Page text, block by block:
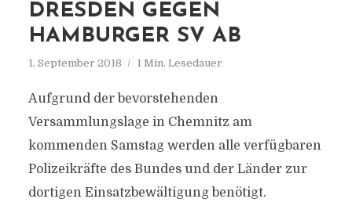
DRESDEN GEGEN
HAMBURGER SV AB
1. September 2018 1 Min. Lesedauer
Aufgrund der bevorstehenden
Versammlungslage in Chemnitz am
kommenden Samstag werden alle verfügbaren
Polizeikräfte des Bundes und der Länder zur
dortigen Einsatzbewältigung benötigt.